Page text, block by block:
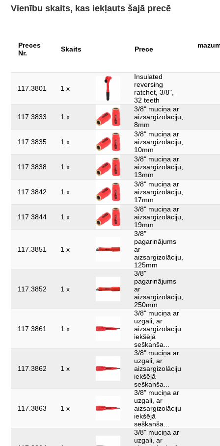
Profils 1: 6-kanšu
detaļas komplektā:
norma: IEC 60900
zobi:
Vienību skaits, kas iekļauts šajā precē
Preces
Nr.
Skaits Prece
117.3801 1 x
Insulated
reversing
ratchet, 3/8",
32 teeth
117.3833 1 x
3/8" muciņa ar
aizsargizolāciju,
8mm
117.3835 1 x
3/8" muciņa ar
aizsargizolāciju,
10mm
117.3838 1 x
3/8" muciņa ar
aizsargizolāciju,
13mm
117.3842 1 x
3/8" muciņa ar
aizsargizolāciju,
17mm
117.3844 1 x
3/8" muciņa ar
aizsargizolāciju,
19mm
117.3851 1 x
3/8"
pagarinājums
ar
aizsargizolāciju,
125mm
117.3852 1 x
3/8"
pagarinājums
ar
aizsargizolāciju,
250mm
117.3861 1 x
3/8" muciņa ar
uzgali, ar
aizsargizolāciju
iekšējā
seškanša...
117.3862 1 x
3/8" muciņa ar
uzgali, ar
aizsargizolāciju
iekšējā
seškanša...
117.3863 1 x
3/8" muciņa ar
uzgali, ar
aizsargizolāciju
iekšējā
seškanša...
3/8" muciņa ar
uzgali, ar